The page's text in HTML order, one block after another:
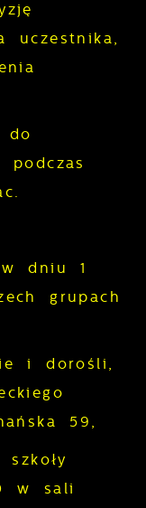
uczestnika,
do
podczas
dniu 1
grupach
i dorośli,
59,
w sali